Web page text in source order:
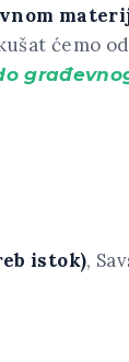
ćemo
istok),